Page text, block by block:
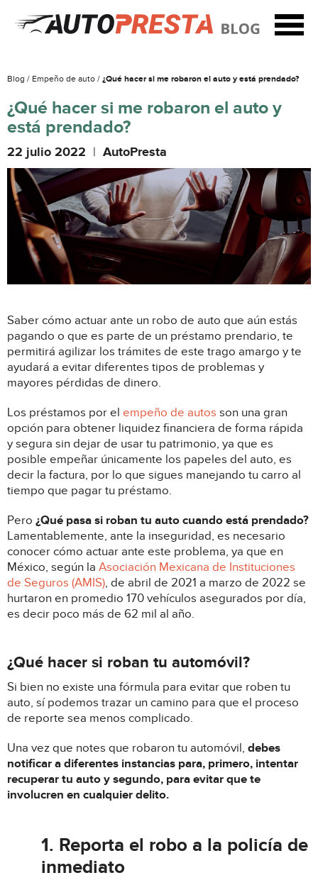
Blog / Empeño de auto / ¿Qué hacer si me robaron el auto y está prendado?
¿Qué hacer si me robaron el auto y
está prendado?
22 julio 2022 | AutoPresta
Saber cómo actuar ante un robo de auto que aún estás
pagando o que es parte de un préstamo prendario, te
permitirá agilizar los trámites de este trago amargo y te
ayudará a evitar diferentes tipos de problemas y
mayores pérdidas de dinero.
Los préstamos por el empeño de autos son una gran
opción para obtener liquidez financiera de forma rápida
y segura sin dejar de usar tu patrimonio, ya que es
posible empeñar únicamente los papeles del auto, es
decir la factura, por lo que sigues manejando tu carro al
tiempo que pagar tu préstamo.
Pero ¿Qué pasa si roban tu auto cuando está prendado?
Lamentablemente, ante la inseguridad, es necesario
conocer cómo actuar ante este problema, ya que en
México, según la Asociación Mexicana de Instituciones
de Seguros (AMIS), de abril de 2021 a marzo de 2022 se
hurtaron en promedio 170 vehículos asegurados por día,
es decir poco más de 62 mil al año.
¿Qué hacer si roban tu automóvil?
Si bien no existe una fórmula para evitar que roben tu
auto, sí podemos trazar un camino para que el proceso
de reporte sea menos complicado.
Una vez que notes que robaron tu automóvil, debes
notificar a diferentes instancias para, primero, intentar
recuperar tu auto y segundo, para evitar que te
involucren en cualquier delito.
1. Reporta el robo a la policía de
inmediato